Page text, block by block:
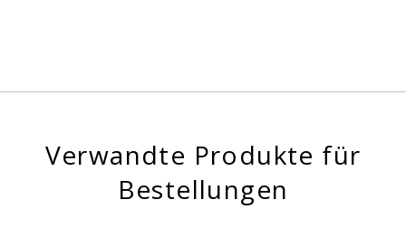
Verwandte Produkte für
Bestellungen